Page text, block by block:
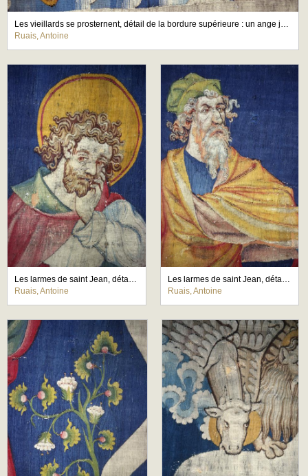
Les vieillards se prosternent, détail de la bordure supérieure : un ange jouant de la trompette
Ruais, Antoine
Les larmes de saint Jean, détail du buste du saint
Ruais, Antoine
Les larmes de saint Jean, détail du buste du vieillard
Ruais, Antoine